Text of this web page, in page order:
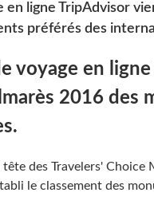
en ligne TripAdvisor
préférés des
voyage en
2016 des
des Travelers' Choice
le classement des